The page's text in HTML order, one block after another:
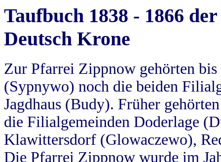
Taufbuch 1838 - 1866
Deutsch Krone
Zur Pfarrei Zippnow gehörten
(Sypnywo) noch die beiden
Jagdhaus (Budy). Früher
die Filialgemeinden Doderlage
Klawittersdorf (Glowaczewo),
Die Pfarrei Zippnow wurde im